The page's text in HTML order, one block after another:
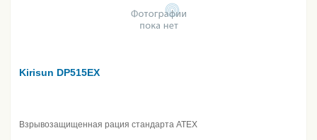
Kirisun DP515EX
Взрывозащищенная рация стандарта ATEX